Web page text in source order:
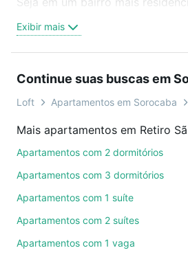
oferta ideal de Apartamentos
em Retiro São João, Sorocaba,
videochamada, é grátis, sem
ainda conta com mais de 46
de imóveis.
Como escolher um imóvel?
ruas, bairros e até condomínios
também pode usar os filtros
quartos, suítes, com ou sem
Exibir mais
Continue suas buscas em
Loft Apartamentos em Sorocaba
Apartamentos com 2 dormitórios
Apartamentos com 3 dormitórios
Apartamentos com 1 suíte
Apartamentos com 2 suítes
Apartamentos com 1 vaga